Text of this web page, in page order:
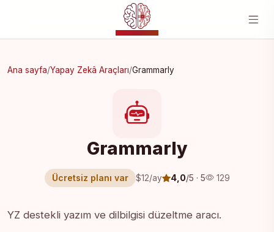
Ana sayfa/Yapay Zekâ Araçları/Grammarly
Grammarly
Ücretsiz planı var $12/ay 4,0/5 · 5 129
YZ destekli yazım ve dilbilgisi düzeltme aracı.